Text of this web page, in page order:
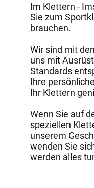
Im Klettern -
Sie zum
brauchen.
Wir sind mit
uns mit
Standards
Ihre
Ihr Klettern
Wenn Sie auf
speziellen
unserem
wenden Sie
werden alles